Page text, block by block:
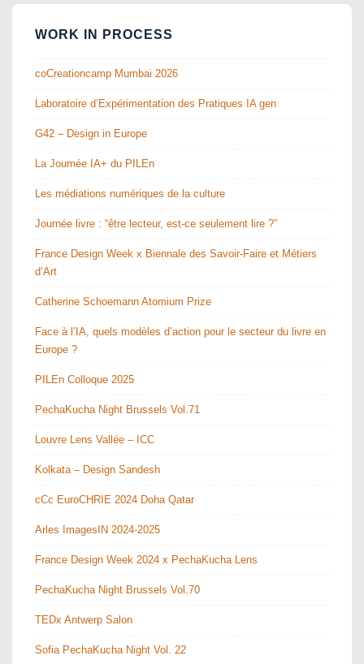
WORK IN PROCESS
coCreationcamp Mumbai 2026
Laboratoire d’Expérimentation des Pratiques IA gen
G42 – Design in Europe
La Journée IA+ du PILEn
Les médiations numériques de la culture
Journée livre : “être lecteur, est-ce seulement lire ?”
France Design Week x Biennale des Savoir-Faire et Métiers
d’Art
Catherine Schoemann Atomium Prize
Face à l’IA, quels modèles d’action pour le secteur du livre en
Europe ?
PILEn Colloque 2025
PechaKucha Night Brussels Vol.71
Louvre Lens Vallée – ICC
Kolkata – Design Sandesh
cCc EuroCHRIE 2024 Doha Qatar
Arles ImagesIN 2024-2025
France Design Week 2024 x PechaKucha Lens
PechaKucha Night Brussels Vol.70
TEDx Antwerp Salon
Sofia PechaKucha Night Vol. 22